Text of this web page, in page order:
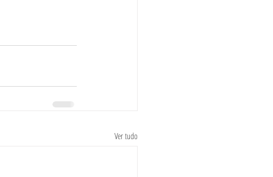
Ver tudo